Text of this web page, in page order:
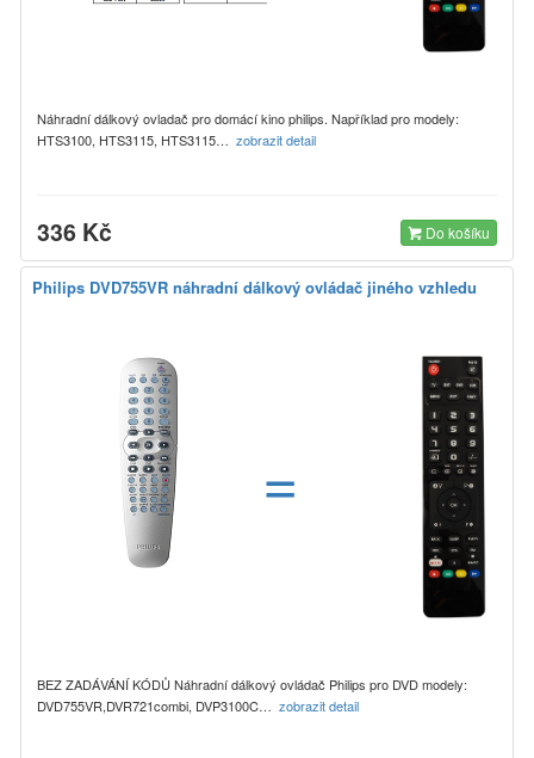
Náhradní dálkový ovladač pro domácí kino philips. Například pro modely:
HTS3100, HTS3115, HTS3115… zobrazit detail
336 Kč Do košíku
Philips DVD755VR náhradní dálkový ovládač jiného vzhledu
=
BEZ ZADÁVÁNÍ KÓDŮ Náhradní dálkový ovládač Philips pro DVD modely:
DVD755VR,DVR721combi, DVP3100C… zobrazit detail